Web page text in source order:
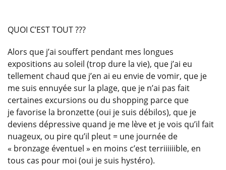
QUOI C’EST TOUT ???
Alors que j’ai souffert pendant mes longues
expositions au soleil (trop dure la vie), que j’ai eu
tellement chaud que j’en ai eu envie de vomir, que je
me suis ennuyée sur la plage, que je n’ai pas fait
certaines excursions ou du shopping parce que
je favorise la bronzette (oui je suis débilos), que je
deviens dépressive quand je me lève et je vois qu’il fait
nuageux, ou pire qu’il pleut = une journée de
« bronzage éventuel » en moins c’est terriiiiiible, en
tous cas pour moi (oui je suis hystéro).